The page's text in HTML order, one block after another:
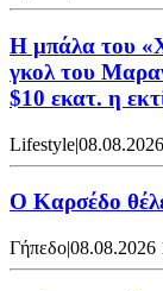
Η μπάλα του
γκολ του
$10 εκατ. η
Lifestyle|
Ο Καρσέδο
Γήπεδο|08.08.2026